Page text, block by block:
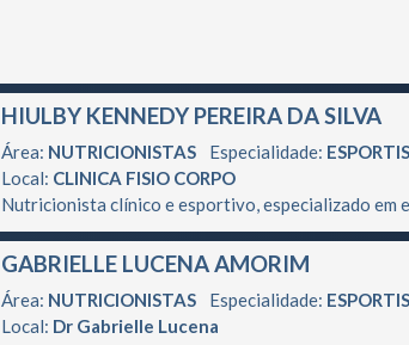
HIULBY KENNEDY PEREIRA DA SILVA
Área: NUTRICIONISTAS Especialidade:
Local: CLINICA FISIO CORPO
Nutricionista clínico e esportivo, especializado em
GABRIELLE LUCENA AMORIM
Área: NUTRICIONISTAS Especialidade:
Local: Dr Gabrielle Lucena